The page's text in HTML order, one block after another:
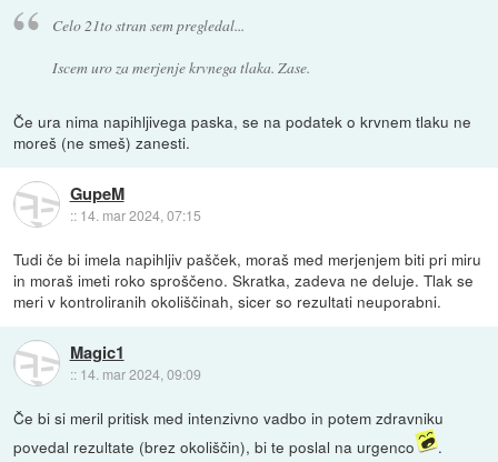
Celo 21to stran sem pregledal...
Iscem uro za merjenje krvnega tlaka. Zase.
Če ura nima napihljivega paska, se na podatek o krvnem tlaku ne
moreš (ne smeš) zanesti.
GupeM
:: 14. mar 2024, 07:15
Tudi če bi imela napihljiv pašček, moraš med merjenjem biti pri miru
in moraš imeti roko sproščeno. Skratka, zadeva ne deluje. Tlak se
meri v kontroliranih okoliščinah, sicer so rezultati neuporabni.
Magic1
:: 14. mar 2024, 09:09
Če bi si meril pritisk med intenzivno vadbo in potem zdravniku
povedal rezultate (brez okoliščin), bi te poslal na urgenco
.